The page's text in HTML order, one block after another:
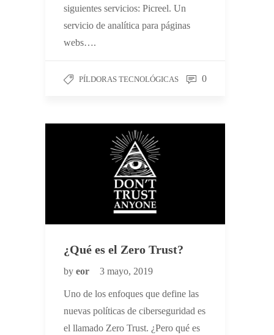
siguientes servicios: Picreel. Un
servicio de analítica para páginas
webs….
PÍLDORAS TECNOLÓGICAS 0
¿Qué es el Zero Trust?
by eor 3 mayo, 2019
Uno de los enfoques que define las
nuevas políticas de ciberseguridad es
el llamado Zero Trust. ¿Pero qué es